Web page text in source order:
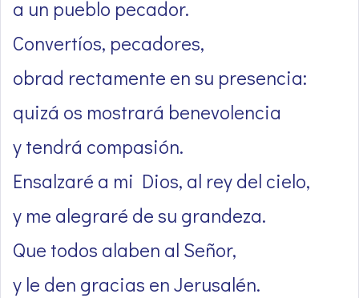
a un pueblo pecador.
Convertíos, pecadores,
obrad rectamente en su presencia:
quizá os mostrará benevolencia
y tendrá compasión.
Ensalzaré a mi Dios, al rey del cielo,
y me alegraré de su grandeza.
Que todos alaben al Señor,
y le den gracias en Jerusalén.